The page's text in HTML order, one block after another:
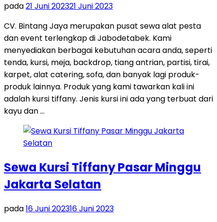
pada21 Juni 202321 Juni 2023
CV. Bintang Jaya merupakan pusat sewa alat pesta
dan event terlengkap di Jabodetabek. Kami
menyediakan berbagai kebutuhan acara anda, seperti
tenda, kursi, meja, backdrop, tiang antrian, partisi, tirai,
karpet, alat catering, sofa, dan banyak lagi produk-
produk lainnya. Produk yang kami tawarkan kali ini
adalah kursi tiffany. Jenis kursi ini ada yang terbuat dari
kayu dan …
Sewa Kursi Tiffany Pasar Minggu
Jakarta Selatan
pada16 Juni 202316 Juni 2023